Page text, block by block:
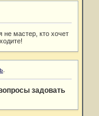
не мастер, кто хочет
задовать